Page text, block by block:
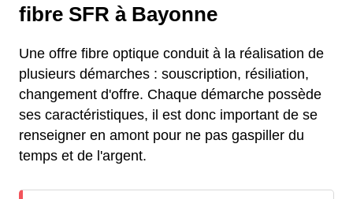
fibre SFR à Bayonne
Une offre fibre optique conduit à la réalisation de
plusieurs démarches : souscription, résiliation,
changement d'offre. Chaque démarche possède
ses caractéristiques, il est donc important de se
renseigner en amont pour ne pas gaspiller du
temps et de l'argent.